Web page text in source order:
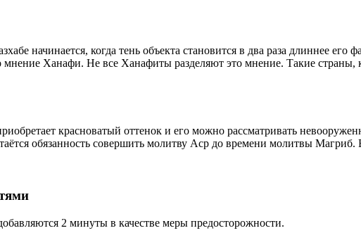
начинается, когда тень объекта становится в два раза длиннее
мнение Ханафи. Не все Ханафиты разделяют это мнение. Такие страны,
красноватый оттенок и его можно рассматривать
обязанность совершить молитву Аср до времени молитвы Магриб.
2 минуты в качестве меры предосторожности.